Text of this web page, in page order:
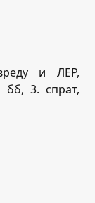
и ЛЕР,
бб, 3. спрат,